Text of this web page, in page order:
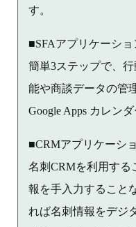
す。
■SFAアプリケーショ
簡単3ステップで、
能や商談データの管
Google Apps カレン
■CRMアプリケーシ
名刺CRMを利用する
報を手入力すること
れば名刺情報をデジ